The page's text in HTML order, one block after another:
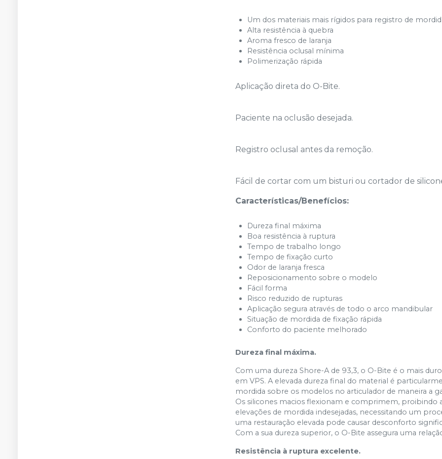
Um dos materiais mais rígidos para registro de
Alta resistência à quebra
Aroma fresco de laranja
Resistência oclusal mínima
Polimerização rápida
Aplicação direta do O-Bite.
Paciente na oclusão desejada.
Registro oclusal antes da remoção.
Fácil de cortar com um bisturi ou cortador de
Características/Benefícios:
Dureza final máxima
Boa resistência à ruptura
Tempo de trabalho longo
Tempo de fixação curto
Odor de laranja fresca
Reposicionamento sobre o modelo
Fácil forma
Risco reduzido de rupturas
Aplicação segura através de todo o arco mandibular
Situação de mordida de fixação rápida
Conforto do paciente melhorado
Dureza final máxima.
Com uma dureza Shore-A de 93,3, o O-Bite é o mais
em VPS. A elevada dureza final do material é
mordida sobre os modelos no articulador de maneira a
Os silicones macios flexionam e comprimem, proibindo
elevações de mordida indesejadas, necessitando um
uma restauração elevada pode causar desconforto
Com a sua dureza superior, o O-Bite assegura uma
Resistência à ruptura excelente.